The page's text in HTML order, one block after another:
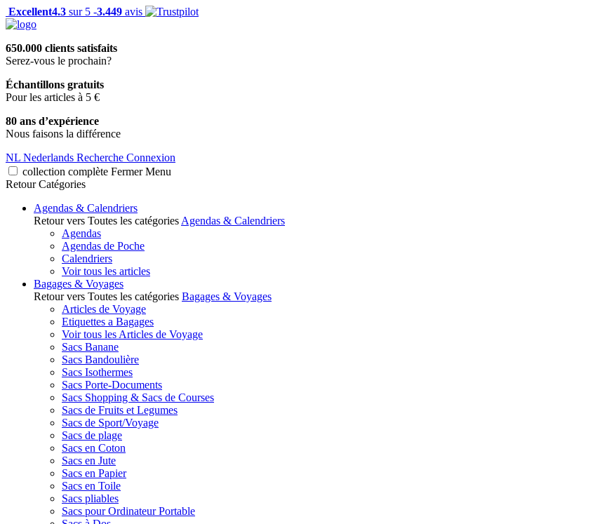
Excellent4.3 sur 5 -3.449 avis
650.000 clients satisfaits
Serez-vous le prochain?
Échantillons gratuits
Pour les articles à 5 €
80 ans d’expérience
Nous faisons la différence
NL Nederlands Recherche Connexion
collection complète Fermer Menu
Retour Catégories
Agendas & Calendriers
Retour vers Toutes les catégories Agendas & Calendriers
Agendas
Agendas de Poche
Calendriers
Voir tous les articles
Bagages & Voyages
Retour vers Toutes les catégories Bagages & Voyages
Articles de Voyage
Etiquettes a Bagages
Voir tous les Articles de Voyage
Sacs Banane
Sacs Bandoulière
Sacs Isothermes
Sacs Porte-Documents
Sacs Shopping & Sacs de Courses
Sacs de Fruits et Legumes
Sacs de Sport/Voyage
Sacs de plage
Sacs en Coton
Sacs en Jute
Sacs en Papier
Sacs en Toile
Sacs pliables
Sacs pour Ordinateur Portable